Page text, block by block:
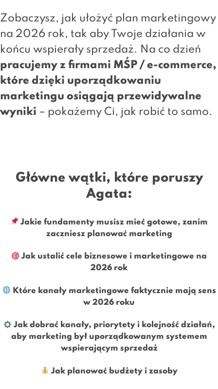
Zobaczysz, jak ułożyć plan marketingowy
na 2026 rok, tak aby Twoje działania w
końcu wspierały sprzedaż. Na co dzień
pracujemy z firmami MŚP / e-commerce,
które dzięki uporządkowaniu
marketingu osiągają przewidywalne
wyniki – pokażemy Ci, jak robić to samo.
Główne wątki, które poruszy
Agata:
Jakie fundamenty musisz mieć gotowe, zanim
zaczniesz planować marketing
Jak ustalić cele biznesowe i marketingowe na
2026 rok
Które kanały marketingowe faktycznie mają sens
w 2026 roku
Jak dobrać kanały, priorytety i kolejność działań,
aby marketing był uporządkowanym systemem
wspierającym sprzedaż
Jak planować budżety i zasoby